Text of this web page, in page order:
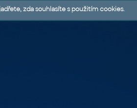
zda souhlasíte s použitím cookies.